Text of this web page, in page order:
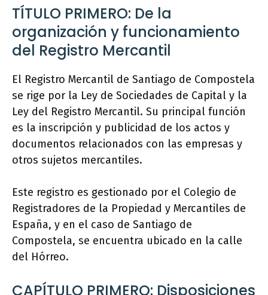
TÍTULO PRIMERO: De la
organización y funcionamiento
del Registro Mercantil
El Registro Mercantil de Santiago de Compostela
se rige por la Ley de Sociedades de Capital y la
Ley del Registro Mercantil. Su principal función
es la inscripción y publicidad de los actos y
documentos relacionados con las empresas y
otros sujetos mercantiles.
Este registro es gestionado por el Colegio de
Registradores de la Propiedad y Mercantiles de
España, y en el caso de Santiago de
Compostela, se encuentra ubicado en la calle
del Hórreo.
CAPÍTULO PRIMERO: Disposiciones